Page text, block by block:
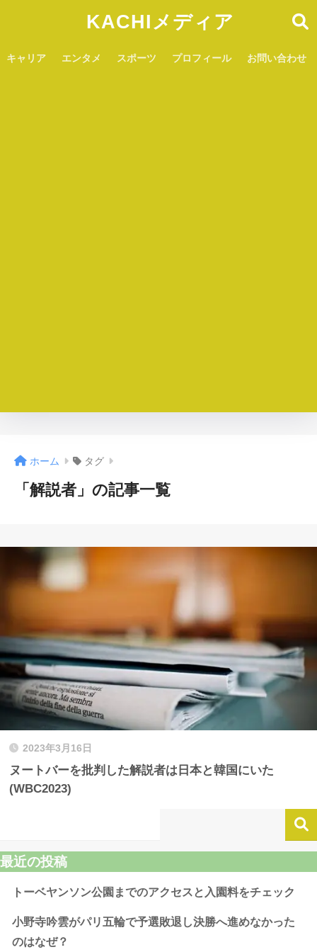
KACHIメディア
キャリア エンタメ スポーツ プロフィール お問い合わせ
ホーム タグ
「解説者」の記事一覧
2023年3月16日
ヌートバーを批判した解説者は日本と韓国にいた
(WBC2023)
最近の投稿
トーベヤンソン公園までのアクセスと入園料をチェック
小野寺吟雲がパリ五輪で予選敗退し決勝へ進めなかった
のはなぜ？